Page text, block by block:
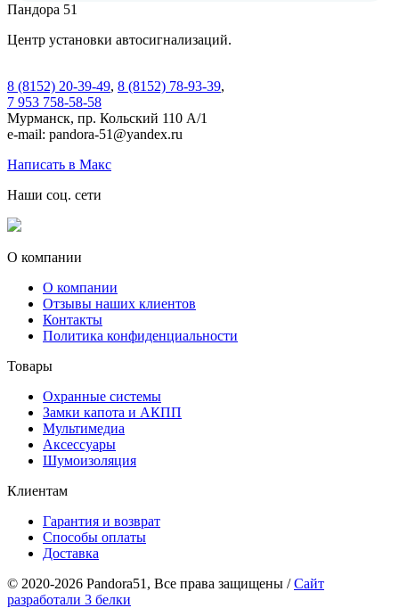
Пандора 51
Центр установки автосигнализаций.
8 (8152) 20-39-49, 8 (8152) 78-93-39,
7 953 758-58-58
Мурманск, пр. Кольский 110 А/1
e-mail: pandora-51@yandex.ru
Написать в Макс
Наши соц. сети
О компании
О компании
Отзывы наших клиентов
Контакты
Политика конфиденциальности
Товары
Охранные системы
Замки капота и АКПП
Мультимедиа
Аксессуары
Шумоизоляция
Клиентам
Гарантия и возврат
Способы оплаты
Доставка
© 2020-2026 Pandora51, Все права защищены /Сайт
разработали 3 белки